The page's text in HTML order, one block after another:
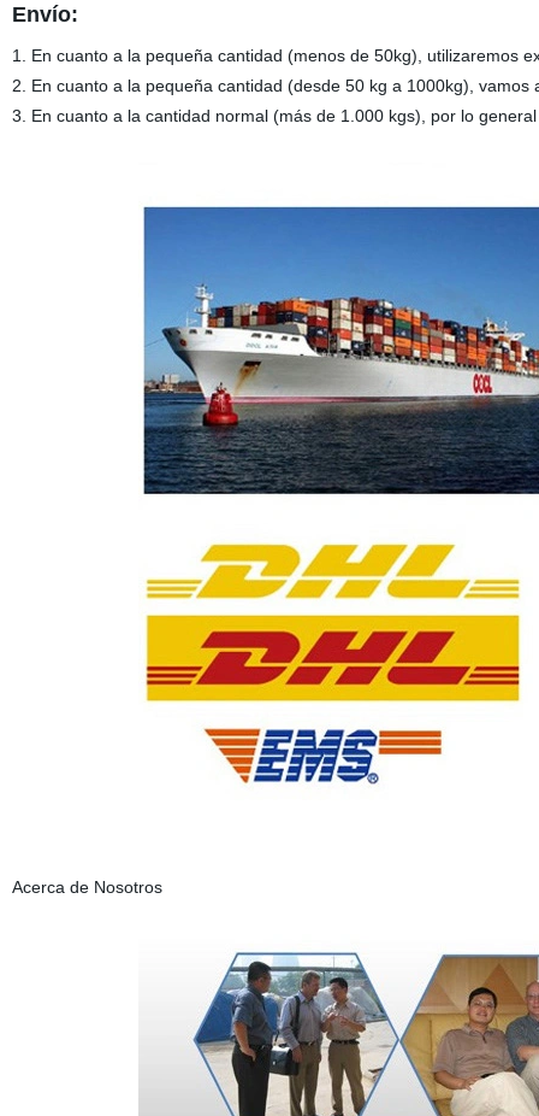
Envío:
1. En cuanto a la pequeña cantidad (menos de 50kg), utilizaremos
2. En cuanto a la pequeña cantidad (desde 50 kg a 1000kg), vamos
3. En cuanto a la cantidad normal (más de 1.000 kgs), por lo
Acerca de Nosotros